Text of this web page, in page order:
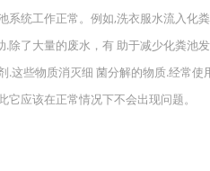
统工作正常。例如,洗衣服水流入化
除了大量的废水，有 助于减少化粪池
.这些物质消灭细 菌分解的物质.经常
应该在正常情况下不会出现问题。